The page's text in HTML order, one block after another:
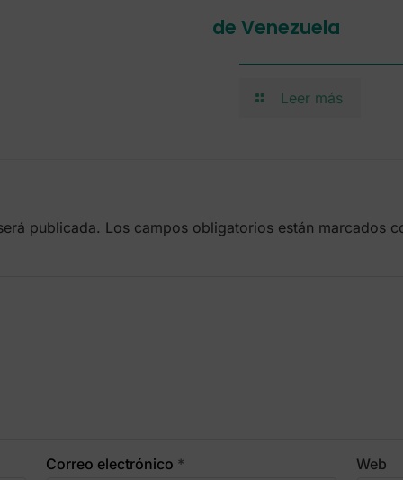
de Venezuela
Leer más
publicada. Los campos obligatorios están marcados
Correo electrónico * Web